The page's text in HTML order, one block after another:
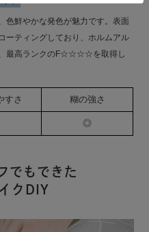
色鮮やかな発色が魅力です。表面
ーティングしており、ホルムアル
最高ランクのF☆☆☆☆を取得し
すさ 糊の強さ
◎
でもできた
クDIY